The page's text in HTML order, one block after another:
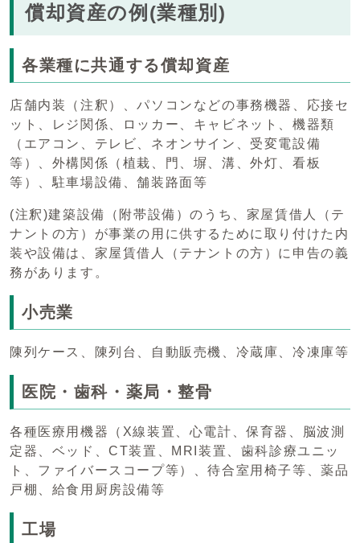
償却資産の例(業種別)
各業種に共通する償却資産
店舗内装（注釈）、パソコンなどの事務機器、応接セ
ット、レジ関係、ロッカー、キャビネット、機器類
（エアコン、テレビ、ネオンサイン、受変電設備
等）、外構関係（植栽、門、塀、溝、外灯、看板
等）、駐車場設備、舗装路面等
(注釈)建築設備（附帯設備）のうち、家屋賃借人（テ
ナントの方）が事業の用に供するために取り付けた内
装や設備は、家屋賃借人（テナントの方）に申告の義
務があります。
小売業
陳列ケース、陳列台、自動販売機、冷蔵庫、冷凍庫等
医院・歯科・薬局・整骨
各種医療用機器（X線装置、心電計、保育器、脳波測
定器、ベッド、CT装置、MRI装置、歯科診療ユニッ
ト、ファイバースコープ等）、待合室用椅子等、薬品
戸棚、給食用厨房設備等
工場